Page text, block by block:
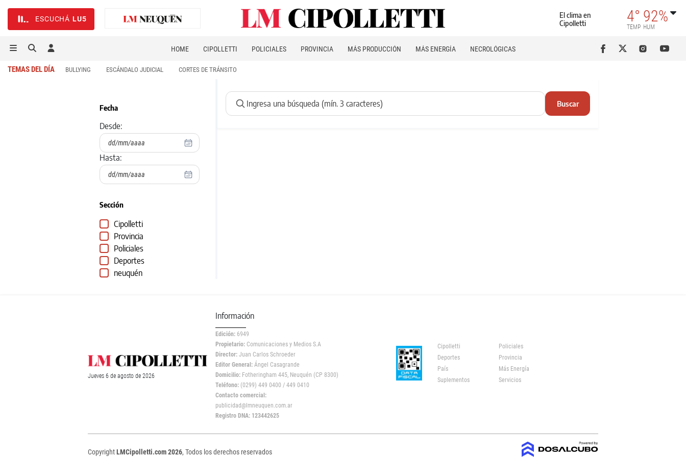
ESCUCHÁ LU5
El clima en
Cipolletti
4°
TEMP
92%
HUM
HOME CIPOLLETTI POLICIALES PROVINCIA MÁS PRODUCCIÓN MÁS ENERGÍA NECROLÓGICAS
TEMAS DEL DÍA BULLYING ESCÁNDALO JUDICIAL CORTES DE TRÁNSITO
Fecha
Desde:
Hasta:
Sección
Cipolletti
Provincia
Policiales
Deportes
neuquén
Buscar
Jueves 6 de agosto de 2026
Información
Edición: 6949
Propietario: Comunicaciones y Medios S.A
Director: Juan Carlos Schroeder
Editor General: Ángel Casagrande
Domicilio: Fotheringham 445, Neuquén (CP 8300)
Teléfono: (0299) 449 0400 / 449 0410
Contacto comercial:
publicidad@lmneuquen.com.ar
Registro DNA: 123442625
Cipolletti
Policiales
Deportes
Provincia
País
Más Energía
Suplementos
Servicios
CopyrightLMCipolletti.com 2026, Todos los derechos reservados